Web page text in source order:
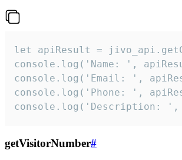
let apiResult =
console.log('Name: ',
console.log('Email: ',
console.log('Phone: ',
console.log('Description:
getVisitorNumber#